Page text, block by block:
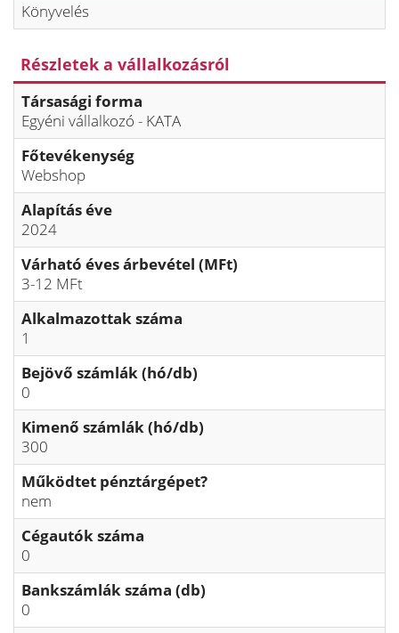
Könyvelés
Részletek a vállalkozásról
Társasági forma
Egyéni vállalkozó - KATA
Főtevékenység
Webshop
Alapítás éve
2024
Várható éves árbevétel (MFt)
3-12 MFt
Alkalmazottak száma
1
Bejövő számlák (hó/db)
0
Kimenő számlák (hó/db)
300
Működtet pénztárgépet?
nem
Cégautók száma
0
Bankszámlák száma (db)
0